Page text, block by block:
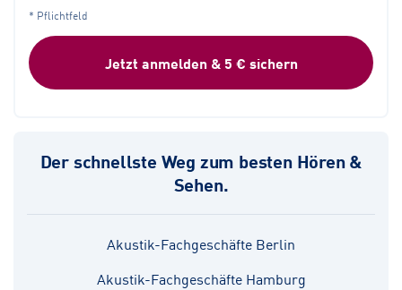
* Pflichtfeld
Jetzt anmelden & 5 € sichern
Der schnellste Weg zum besten Hören &
Sehen.
Akustik-Fachgeschäfte Berlin
Akustik-Fachgeschäfte Hamburg